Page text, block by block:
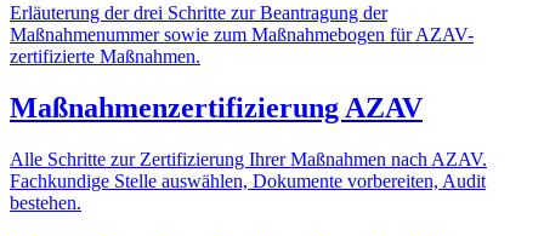
Erläuterung der drei Schritte zur Beantragung der
Maßnahmenummer sowie zum Maßnahmebogen für AZAV-
zertifizierte Maßnahmen.
Maßnahmenzertifizierung AZAV
Alle Schritte zur Zertifizierung Ihrer Maßnahmen nach AZAV.
Fachkundige Stelle auswählen, Dokumente vorbereiten, Audit
bestehen.